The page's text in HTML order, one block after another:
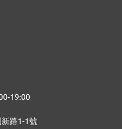
19:00
路1-1號